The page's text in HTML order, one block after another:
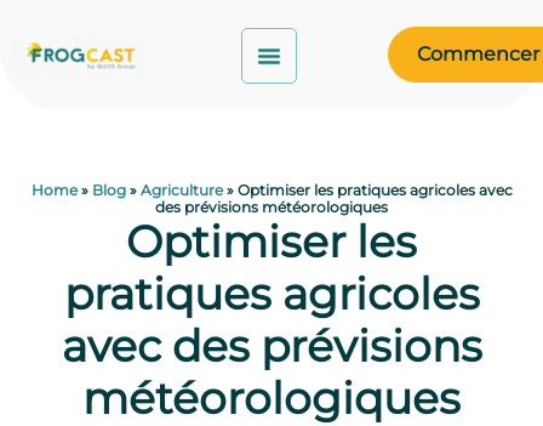
Commencer
Home» Blog» Agriculture» Optimiser les pratiques agricoles avec
des prévisions météorologiques
Optimiser les
pratiques agricoles
avec des prévisions
météorologiques